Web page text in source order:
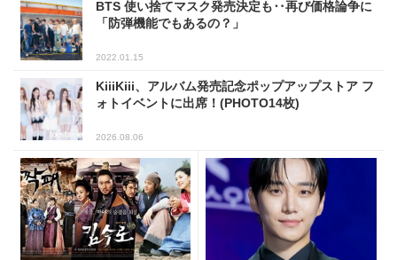
BTS 使い捨てマスク発売決定も‥再び価格論争に
「防弾機能でもあるの？」
2022.01.15
KiiiKiii、アルバム発売記念ポップアップストア フ
ォトイベントに出席！(PHOTO14枚)
2026.08.06